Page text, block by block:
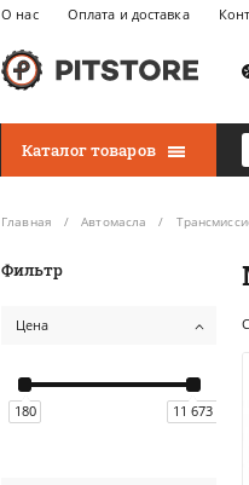
О нас Оплата и доставка
Каталог товаров
Главная Автомасла
Фильтр
Цена
180 11 673